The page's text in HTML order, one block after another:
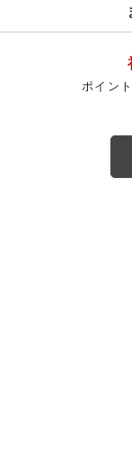
ポイン